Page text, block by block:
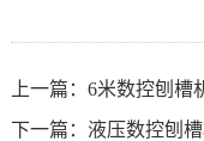
上一篇： 6米数控刨槽
下一篇： 液压数控刨